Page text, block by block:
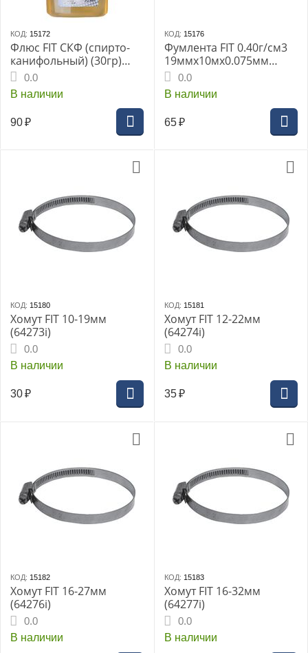
КОД: 15172
Флюс FIT СКФ (спирто-
канифольный) (30гр)
(60557i)
0.0
В наличии
90 ₽
КОД: 15176
Фумлента FIT 0.40г/см3
19ммх10мх0.075мм
(70694i)
0.0
В наличии
65 ₽
КОД: 15180
Хомут FIT 10-19мм
(64273i)
0.0
В наличии
30 ₽
КОД: 15181
Хомут FIT 12-22мм
(64274i)
0.0
В наличии
35 ₽
КОД: 15182
Хомут FIT 16-27мм
(64276i)
0.0
В наличии
КОД: 15183
Хомут FIT 16-32мм
(64277i)
0.0
В наличии